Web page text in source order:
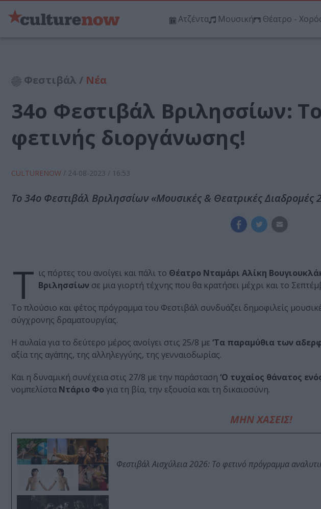
Ατζέντα Μουσική Θέατρο -
Φεστιβάλ / Νέα
34ο Φεστιβάλ Βριλησσίων:
φετινής διοργάνωσης!
CULTURENOW / 24-08-2023 / 16:53
Το 34ο Φεστιβάλ Βριλησσίων «Μουσικές & Θεατρικές Διαδρομές
Τ ις πόρτες του ανοίγει και πάλι το Θέατρο Νταμάρι Αλίκη
Βριλησσίων σε μια γιορτή τέχνης που θα κρατήσει μέχρι και το
Το πλούσιο και φέτος πρόγραμμα του Φεστιβάλ συνδυάζει δημοφιλείς
σύγχρονης δραματουργίας.
Η αυλαία για το δεύτερο μέρος ανοίγει στις 25/8 με ‘Τα παραμύθια των
αξία της αγάπης, της αλληλεγγύης, της γενναιοδωρίας.
Και η δυναμική συνέχεια στις 27/8 με την παράσταση ‘Ο τυχαίος θάνατος
νομπελίστα Ντάριο Φο για τη βία, την εξουσία και τη δικαιοσύνη.
ΜΗΝ ΧΑΣΕΙΣ!
Φεστιβάλ Αισχύλεια 2026: Το φετινό πρόγραμμα